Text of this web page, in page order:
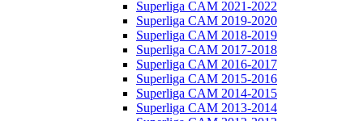
Superliga CAM 2021-2022
Superliga CAM 2019-2020
Superliga CAM 2018-2019
Superliga CAM 2017-2018
Superliga CAM 2016-2017
Superliga CAM 2015-2016
Superliga CAM 2014-2015
Superliga CAM 2013-2014